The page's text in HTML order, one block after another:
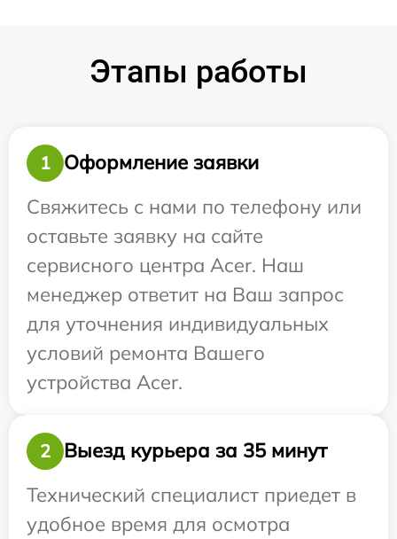
Этапы работы
1
Оформление заявки
Свяжитесь с нами по телефону или
оставьте заявку на сайте
сервисного центра Acer. Наш
менеджер ответит на Ваш запрос
для уточнения индивидуальных
условий ремонта Вашего
устройства Acer.
2
Выезд курьера за 35 минут
Технический специалист приедет в
удобное время для осмотра